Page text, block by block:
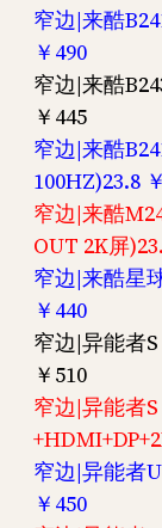
窄边|来酷
￥490
窄边|来酷
￥445
窄边|来酷
100HZ)23.8
窄边|来酷
OUT 2K屏
窄边|来酷星
￥440
窄边|异能者
￥510
窄边|异能者
窄边|异能者
￥450